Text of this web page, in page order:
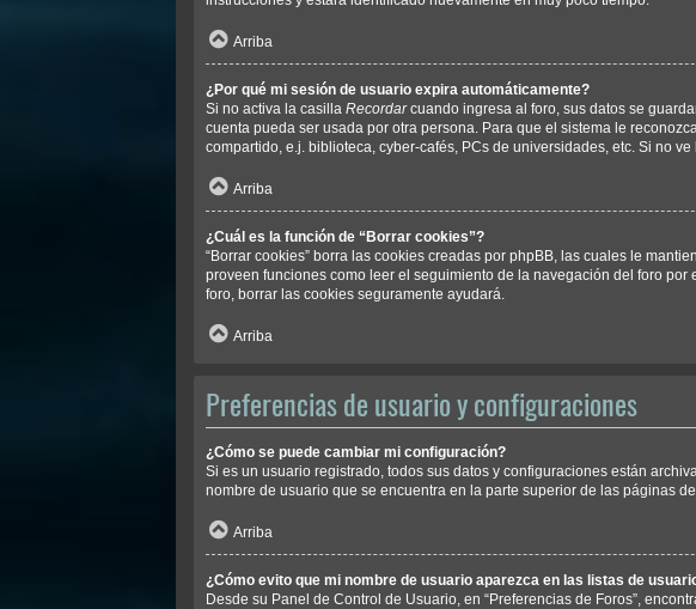
Arriba
¿Por qué mi sesión de usuario expira automáticamente?
Si no activa la casilla Recordarcuando ingresa al foro, sus datos se
cuenta pueda ser usada por otra persona. Para que el sistema le
compartido, e.j. biblioteca, cyber-cafés, PCs de universidades, etc. Si no
Arriba
¿Cuál es la función de “Borrar cookies”?
“Borrar cookies” borra las cookies creadas por phpBB, las cuales le
proveen funciones como leer el seguimiento de la navegación del foro
foro, borrar las cookies seguramente ayudará.
Arriba
Preferencias de usuario y configuraciones
¿Cómo se puede cambiar mi configuración?
Si es un usuario registrado, todos sus datos y configuraciones están
nombre de usuario que se encuentra en la parte superior de las páginas
Arriba
¿Cómo evito que mi nombre de usuario aparezca en las listas de
Desde su Panel de Control de Usuario, en “Preferencias de Foros”,